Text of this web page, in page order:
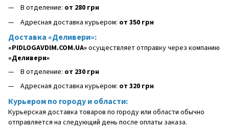
В отделение: от 280 грн
Адресная доставка курьером: от 350 грн
Доставка «Деливери»:
«PIDLOGAVDIM.COM.UA»осуществляет отправку через компанию
«Деливери»
В отделение: от 230 грн
Адресная доставка курьером: от 320 грн
Курьером по городу и области:
Курьерская доставка товаров по городу или области обычно
отправляется на следующий день после оплаты заказа.